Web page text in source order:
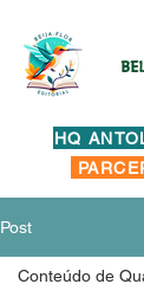
HQ
Post
Conteúdo de